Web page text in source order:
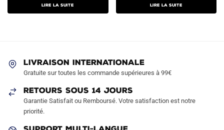
initial
était :
actuel
est :
Lire la suite
initial
était :
actuel
est :
Lire la suite
LIVRAISON INTERNATIONALE
Gratuite sur toutes les commande supérieures à 99€
RETOURS SOUS 14 JOURS
Garantie Satisfait ou Remboursé. Votre satisfaction est notre
priorité.